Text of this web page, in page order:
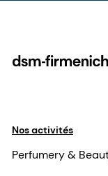
Nos activités
Perfumery &